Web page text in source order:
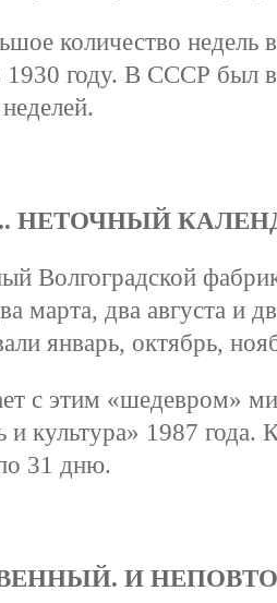
количество недель
году. В СССР был
НЕТОЧНЫЙ
Волгоградской
марта, два августа и
январь, октябрь,
с этим «шедевром»
и культура» 1987
31 дню.
И